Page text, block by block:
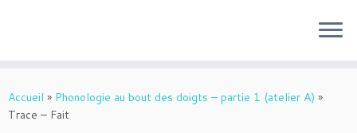
au
contenu
Accueil » Phonologie au bout des doigts – partie 1 (atelier A) »
Trace – Fait